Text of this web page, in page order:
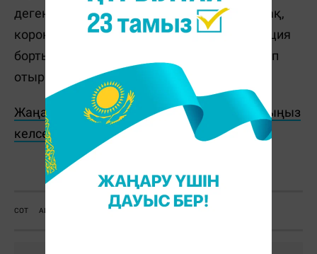
деген айып тағылған болатын. Ол сондай-ақ,
коронавирус пандемиясы кезінде санавиация
бортын заңсыз пайдаланды деп айыпталып
отыр.
Жаңалықтарды бәрінен бұрын біліп отырғыңыз
келсе, Telegram-арнамызға жазылыңыз!
СОТ АЙЫПТАУ